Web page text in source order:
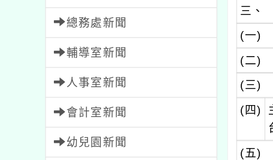
總務處新聞
輔導室新聞
人事室新聞
會計室新聞
幼兒園新聞
三、
(一)
(二)
(三)
(四)
(五)